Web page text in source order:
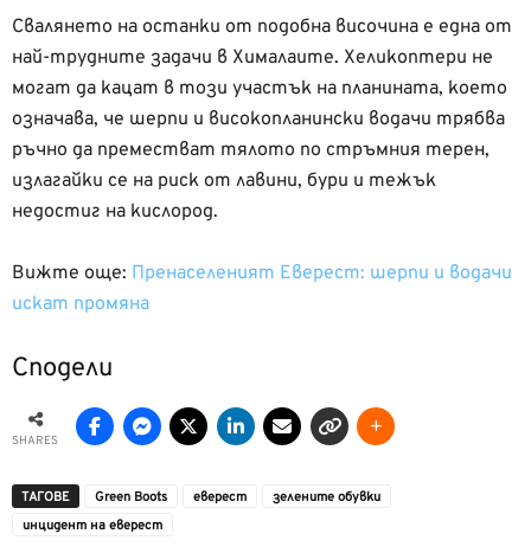
Свалянето на останки от подобна височина е една от
най-трудните задачи в Хималаите. Хеликоптери не
могат да кацат в този участък на планината, което
означава, че шерпи и високопланински водачи трябва
ръчно да преместват тялото по стръмния терен,
излагайки се на риск от лавини, бури и тежък
недостиг на кислород.
Вижте още: Пренаселеният Еверест: шерпи и водачи
искат промяна
Сподели
SHARES
ТАГОВЕ Green Boots еверест
зелените обувки
инцидент на еверест